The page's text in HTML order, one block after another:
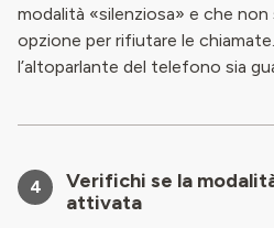
modalità «silenziosa» e che non
opzione per rifiutare le
l’altoparlante del telefono sia
4
Verifichi se la
attivata